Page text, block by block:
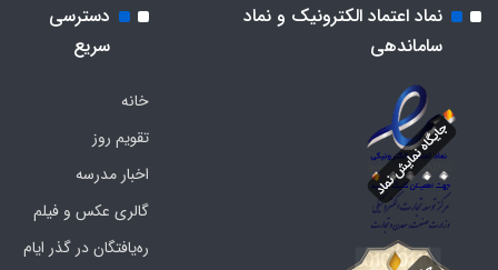
نماد اعتماد الکترونیک و نماد
ساماندهی
دسترسی
سریع
خانه
تقویم روز
اخبار مدرسه
گالری عکس و فیلم
ره‌یافتگان در گذر ایام